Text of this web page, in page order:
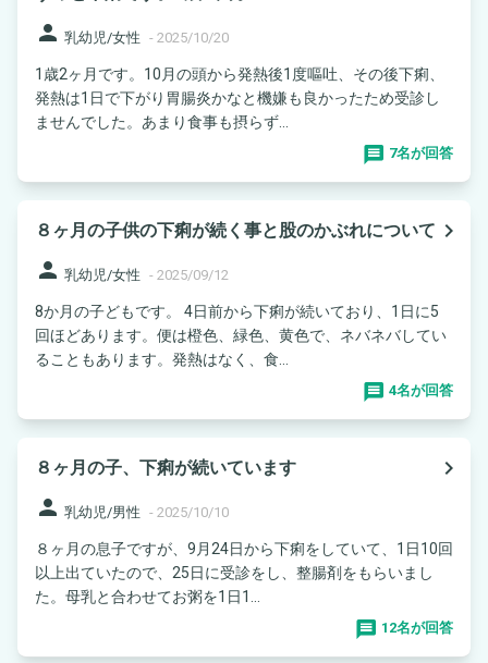
person 乳幼児/女性 - 2025/10/20
1歳2ヶ月です。10月の頭から発熱後1度嘔吐、その後下痢、
発熱は1日で下がり胃腸炎かなと機嫌も良かったため受診し
ませんでした。あまり食事も摂らず...
7名が回答
８ヶ月の子供の下痢が続く事と股のかぶれについて navigate_next
person 乳幼児/女性 - 2025/09/12
8か月の子どもです。 4日前から下痢が続いており、1日に5
回ほどあります。便は橙色、緑色、黄色で、ネバネバしてい
ることもあります。発熱はなく、食...
4名が回答
８ヶ月の子、下痢が続いています
navigate_next
person 乳幼児/男性 - 2025/10/10
８ヶ月の息子ですが、9月24日から下痢をしていて、1日10回
以上出ていたので、25日に受診をし、整腸剤をもらいまし
た。母乳と合わせてお粥を1日1...
12名が回答